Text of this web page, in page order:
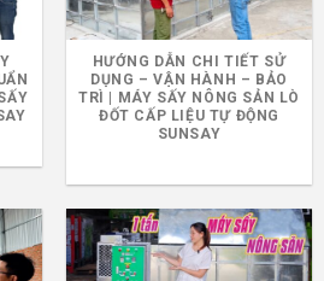
HƯỚNG DẪN CHI TIẾT SỬ
DỤNG – VẬN HÀNH – BẢO
TRÌ | MÁY SẤY NÔNG SẢN LÒ
ĐỐT CẤP LIỆU TỰ ĐỘNG
SUNSAY